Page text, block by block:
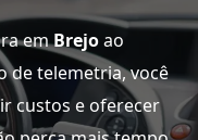
emBrejoao
de telemetria, você
custos e oferecer